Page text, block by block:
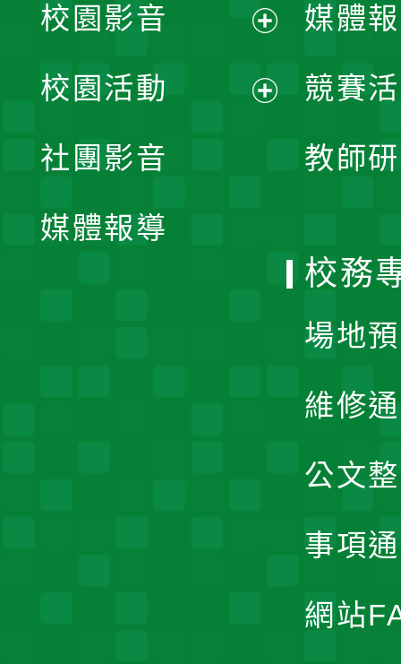
媒體
競賽
教師
校園影音
開
校園活動
社團影音
媒體報導
校務
場地
維修
公文
事項
網站